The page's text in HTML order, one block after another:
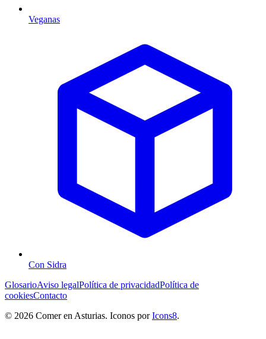
Veganas
Con Sidra
GlosarioAviso legalPolítica de privacidadPolítica de
cookiesContacto
© 2026 Comer en Asturias. Iconos porIcons8.